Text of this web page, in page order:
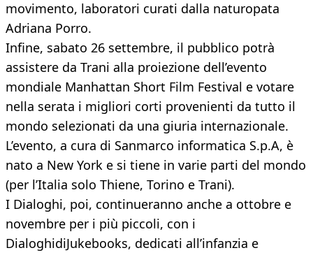
movimento, laboratori curati dalla naturopata
Adriana Porro.
Infine, sabato 26 settembre, il pubblico potrà
assistere da Trani alla proiezione dell’evento
mondiale Manhattan Short Film Festival e votare
nella serata i migliori corti provenienti da tutto il
mondo selezionati da una giuria internazionale.
L’evento, a cura di Sanmarco informatica S.p.A, è
nato a New York e si tiene in varie parti del mondo
(per l’Italia solo Thiene, Torino e Trani).
I Dialoghi, poi, continueranno anche a ottobre e
novembre per i più piccoli, con i
DialoghidiJukebooks, dedicati all’infanzia e